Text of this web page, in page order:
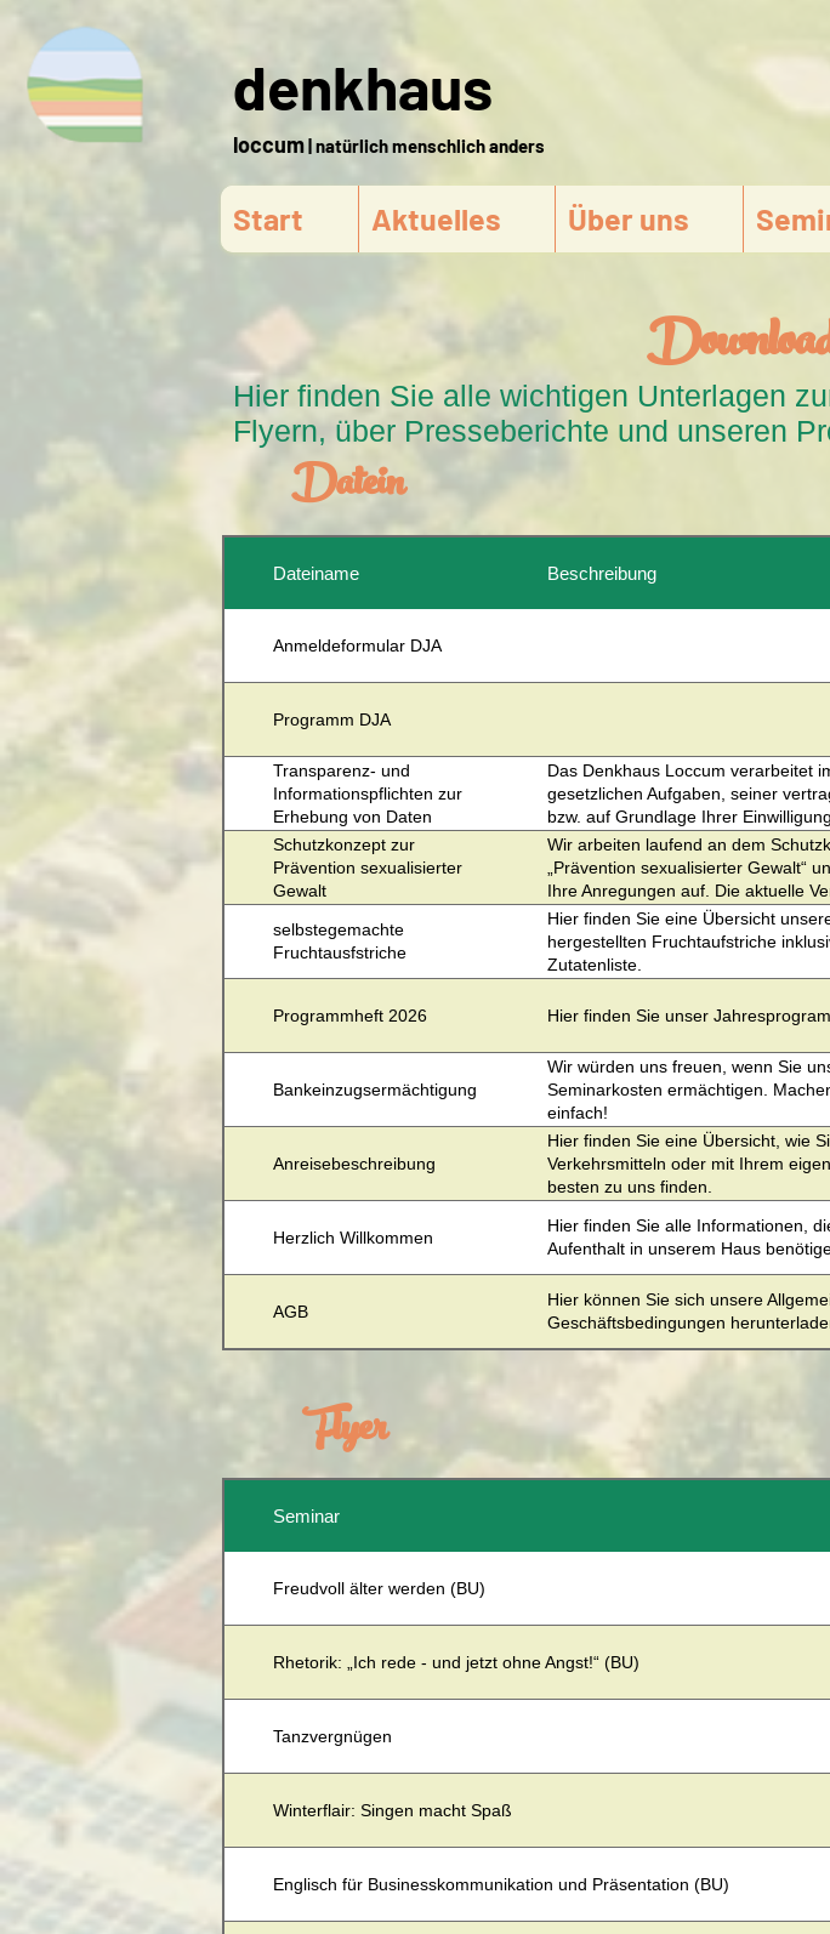
denkhaus
loccum| natürlich menschlich anders
Start Aktuelles Über uns
Hier finden Sie alle wichtigen Unterlagen
Flyern, über Presseberichte und unseren
Datein
Dateiname Beschreibung
Anmeldeformular DJA
Programm DJA
Transparenz- und
Informationspflichten zur
Erhebung von Daten
Das Denkhaus Loccum verarbeitet
gesetzlichen Aufgaben, seiner
bzw. auf Grundlage Ihrer
Artikel 6 Abs. 1 DS-GVO
dem beigefügten Dokument
grundsätzlich über die Verarbeitung
personenbezogenen Daten durch
und die Ihnen nach dem
zustehenden Rechte. Welche Daten
verarbeitet und in welcher Weise
zur Kreisverwaltung stehen bzw. bei
erhalten von der entsprechenden
des Landkreises daher bei Bedarf
Datenerhebung detaillierte Angaben
Verarbeitungstätigkeit.
Schutzkonzept zur
Prävention sexualisierter
Gewalt
Wir arbeiten laufend an dem
„Prävention sexualisierter Gewalt“
Ihre Anregungen auf. Die aktuelle
hier.
selbstegemachte
Fruchtausfstriche
Hier finden Sie eine Übersicht
hergestellten Fruchtaufstriche
Zutatenliste.
Programmheft 2026 Hier finden Sie unser
Bankeinzugsermächtigung
Wir würden uns freuen, wenn Sie
Seminarkosten ermächtigen.
einfach!
Anreisebeschreibung
Hier finden Sie eine Übersicht, wie
Verkehrsmitteln oder mit Ihrem
besten zu uns finden.
Herzlich Willkommen
Hier finden Sie alle Informationen,
Aufenthalt in unserem Haus
AGB
Hier können Sie sich unsere
Geschäftsbedingungen
Flyer
Seminar
Freudvoll älter werden (BU)
Rhetorik: „Ich rede - und jetzt ohne Angst!“ (BU)
Tanzvergnügen
Winterflair: Singen macht Spaß
Englisch für Businesskommunikation und Präsentation (BU)